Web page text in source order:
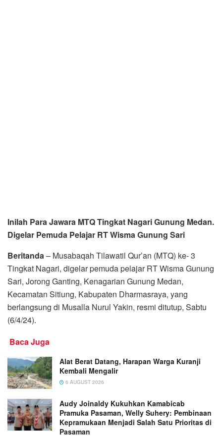
Inilah Para Jawara MTQ Tingkat Nagari Gunung Medan.
Digelar Pemuda Pelajar RT Wisma Gunung Sari
Beritanda– Musabaqah Tilawatil Qur’an (MTQ) ke- 3
Tingkat Nagari, digelar pemuda pelajar RT Wisma Gunung
Sari, Jorong Ganting, Kenagarian Gunung Medan,
Kecamatan Sitiung, Kabupaten Dharmasraya, yang
berlangsung di Musalla Nurul Yakin, resmi ditutup, Sabtu
(6/4/24).
Baca Juga
Alat Berat Datang, Harapan Warga Kuranji
Kembali Mengalir
6 AUGUST 2026
Audy Joinaldy Kukuhkan Kamabicab
Pramuka Pasaman, Welly Suhery: Pembinaan
Kepramukaan Menjadi Salah Satu Prioritas di
Pasaman